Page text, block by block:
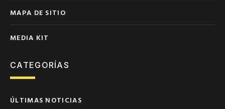
MAPA DE SITIO
MEDIA KIT
CATEGORÍAS
ÚLTIMAS NOTICIAS